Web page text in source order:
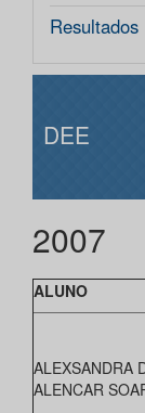
Resultados
DEE
2007
ALUNO
ALEXSANDRA
ALENCAR